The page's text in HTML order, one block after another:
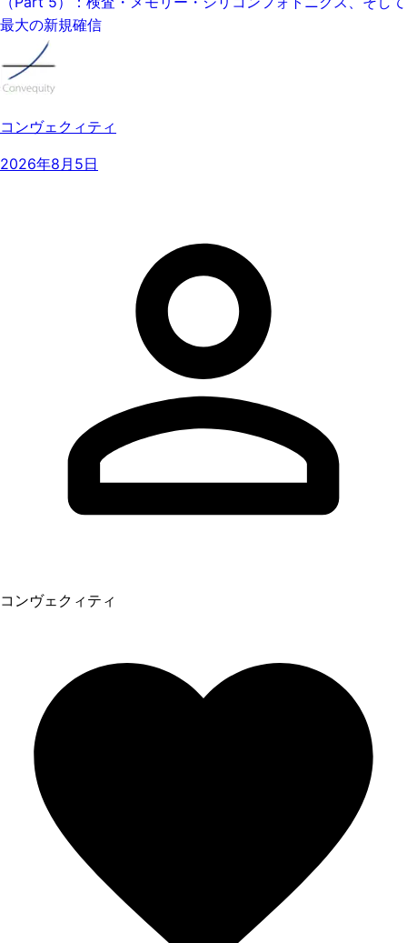
最大の新規確信
コンヴェクィティ
2026年8月5日
コンヴェクィティ